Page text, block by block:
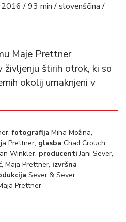
/ 93 min / slovenščina /
Maje Prettner
štirih otrok, ki so
okolij umaknjeni v
fotografija Miha Možina,
Prettner, glasba Chad Crouch
Winkler, producenti Jani Sever,
Maja Prettner, izvršna
Sever & Sever,
Prettner